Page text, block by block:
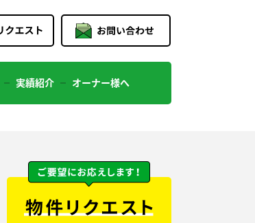
実績紹介 オーナー様へ